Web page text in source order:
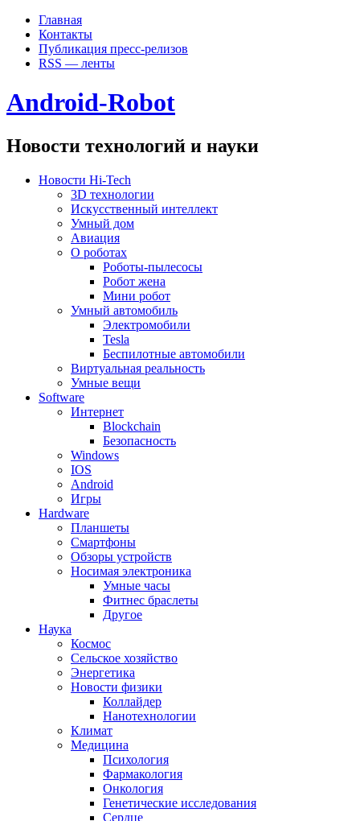
Главная
Контакты
Публикация пресс-релизов
RSS — ленты
Android-Robot
Новости технологий и науки
Новости Hi-Tech
3D технологии
Искусственный интеллект
Умный дом
Авиация
О роботах
Роботы-пылесосы
Робот жена
Мини робот
Умный автомобиль
Электромобили
Tesla
Беспилотные автомобили
Виртуальная реальность
Умные вещи
Software
Интернет
Blockchain
Безопасность
Windows
IOS
Android
Игры
Hardware
Планшеты
Смартфоны
Обзоры устройств
Носимая электроника
Умные часы
Фитнес браслеты
Другое
Наука
Космос
Сельское хозяйство
Энергетика
Новости физики
Коллайдер
Нанотехнологии
Климат
Медицина
Психология
Фармакология
Онкология
Генетические исследования
Сердце